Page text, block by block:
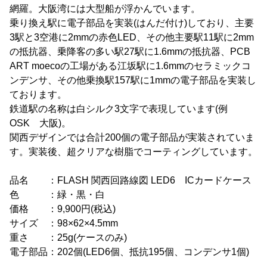
網羅。大阪湾には大型船が浮かんでいます。
乗り換え駅に電子部品を実装(はんだ付け)しており、主要
3駅と3空港に2mmの赤色LED、その他主要駅11駅に2mm
の抵抗器、乗降客の多い駅27駅に1.6mmの抵抗器、PCB
ART moecoの工場がある江坂駅に1.6mmのセラミックコ
ンデンサ、その他乗換駅157駅に1mmの電子部品を実装し
ております。
鉄道駅の名称は白シルク3文字で表現しています(例
OSK 大阪)。
関西デザインでは合計200個の電子部品が実装されていま
す。実装後、超クリアな樹脂でコーティングしています。
品名 ：FLASH 関西回路線図 LED6 ICカードケース
色 ：緑・黒・白
価格 ：9,900円(税込)
サイズ ：98×62×4.5mm
重さ ：25g(ケースのみ)
電子部品：202個(LED6個、抵抗195個、コンデンサ1個)